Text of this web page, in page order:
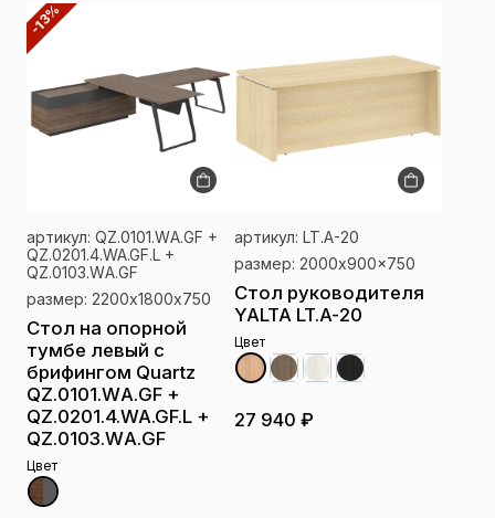
-13%
артикул: QZ.0101.WА.GF +
QZ.0201.4.WA.GF.L +
QZ.0103.WА.GF
размер: 2200х1800х750
Стол на опорной
тумбе левый с
брифингом Quartz
QZ.0101.WА.GF +
QZ.0201.4.WA.GF.L +
QZ.0103.WА.GF
Цвет
артикул: LT.A-20
размер: 2000x900x750
Стол руководителя
YALTA LT.A-20
Цвет
27 940 ₽